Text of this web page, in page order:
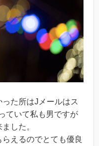
た所はJメールはス
ていて私も男ですが
した。
えるのでとても優良